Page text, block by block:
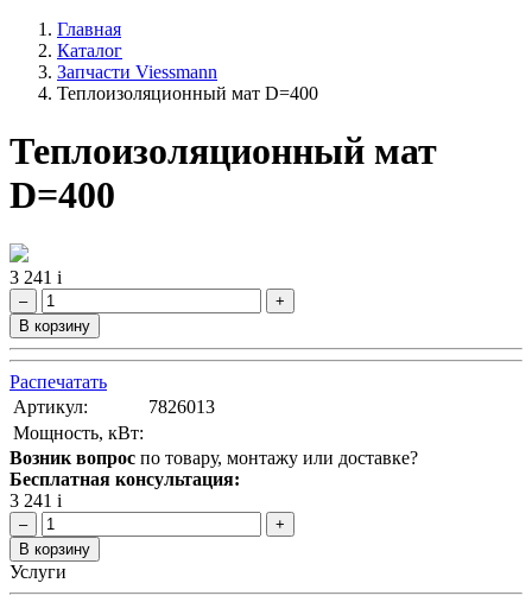
Главная
Каталог
Запчасти Viessmann
Теплоизоляционный мат D=400
Теплоизоляционный мат
D=400
3 241 i
–
+
В корзину
Распечатать
Артикул:
7826013
Мощность, кВт:
Возник вопрос по товару, монтажу или доставке?
Бесплатная консультация:
3 241 i
–
+
В корзину
Услуги